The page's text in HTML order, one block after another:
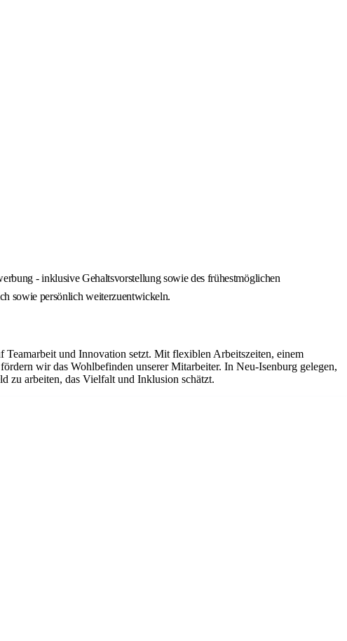
- inklusive Gehaltsvorstellung sowie des frühestmöglichen
sowie persönlich weiterzuentwickeln.
und Innovation setzt. Mit flexiblen Arbeitszeiten, einem
wir das Wohlbefinden unserer Mitarbeiter. In Neu-Isenburg gelegen,
zu arbeiten, das Vielfalt und Inklusion schätzt.